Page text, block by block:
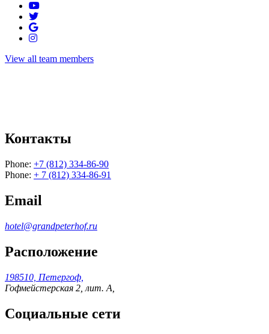
View all team members
Контакты
Phone: +7 (812) 334-86-90
Phone: + 7 (812) 334-86-91
Email
hotel@grandpeterhof.ru
Расположение
198510, Петергоф,
Гофмейстерская 2, лит. А,
Социальные сети